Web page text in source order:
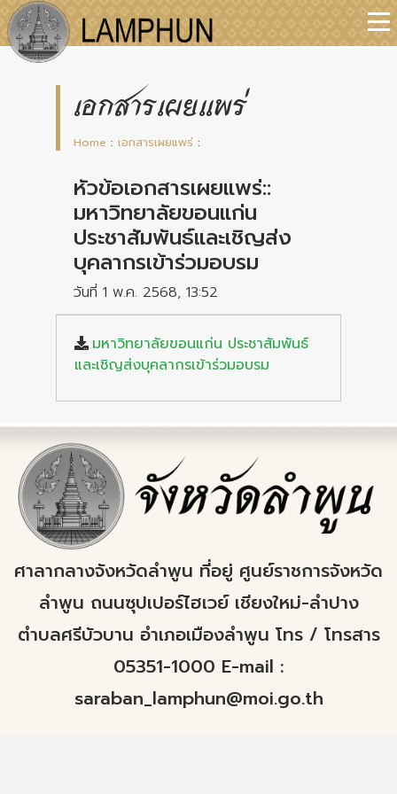
เอกสารเผยแพร่
Home : เอกสารเผยแพร่ :
หัวข้อเอกสารเผยแพร่::
มหาวิทยาลัยขอนแก่น
ประชาสัมพันธ์และเชิญส่ง
บุคลากรเข้าร่วมอบรม
วันที่ 1 พ.ค. 2568, 13:52
มหาวิทยาลัยขอนแก่น ประชาสัมพันธ์
และเชิญส่งบุคลากรเข้าร่วมอบรม
ศาลากลางจังหวัดลำพูน ที่อยู่ ศูนย์ราชการจังหวัด
ลำพูน ถนนซุปเปอร์ไฮเวย์ เชียงใหม่-ลำปาง
ตำบลศรีบัวบาน อำเภอเมืองลำพูน โทร / โทรสาร
05351-1000 E-mail :
saraban_lamphun@moi.go.th